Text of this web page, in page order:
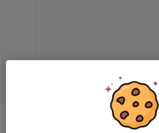
Tränare